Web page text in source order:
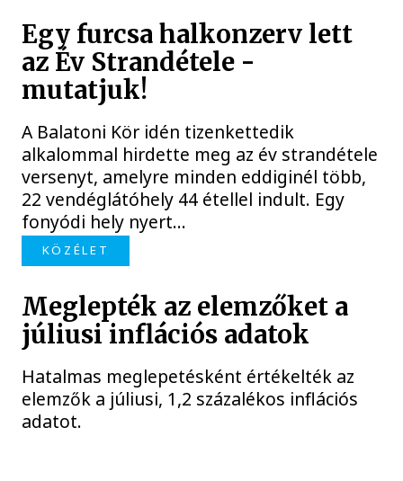
Egy furcsa halkonzerv lett
az Év Strandétele -
mutatjuk!
A Balatoni Kör idén tizenkettedik
alkalommal hirdette meg az év strandétele
versenyt, amelyre minden eddiginél több,
22 vendéglátóhely 44 étellel indult. Egy
fonyódi hely nyert...
KÖZÉLET
Meglepték az elemzőket a
júliusi inflációs adatok
Hatalmas meglepetésként értékelték az
elemzők a júliusi, 1,2 százalékos inflációs
adatot.